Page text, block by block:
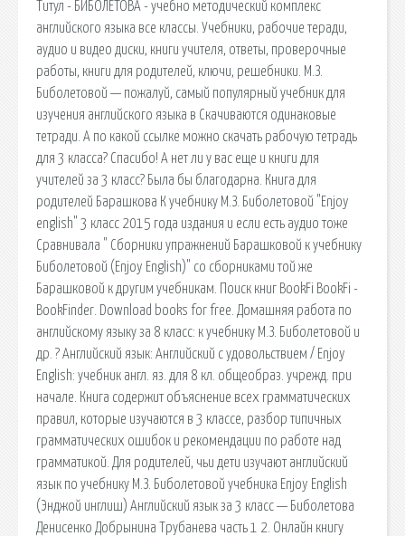
Титул - БИБОЛЕТОВА - учебно методический комплекс
английского языка все классы. Учебники, рабочие теради,
аудио и видео диски, книги учителя, ответы, проверочные
работы, книги для родителей, ключи, решебники. М.З.
Биболетовой — пожалуй, самый популярный учебник для
изучения английского языка в Скачиваются одинаковые
тетради. А по какой ссылке можно скачать рабочую тетрадь
для 3 класса? Спасибо! А нет ли у вас еще и книги для
учителей за 3 класс? Была бы благодарна. Книга для
родителей Барашкова К учебнику М.З. Биболетовой "Enjoy
english" 3 класс 2015 года издания и если есть аудио тоже
Сравнивала " Сборники упражнений Барашковой к учебнику
Биболетовой (Enjoy English)" со сборниками той же
Барашковой к другим учебникам. Поиск книг BookFi BookFi -
BookFinder. Download books for free. Домашняя работа по
английскому языку за 8 класс: к учебнику М.З. Биболетовой и
др. ? Английский язык: Английский с удовольствием / Enjoy
English: учебник англ. яз. для 8 кл. общеобраз. учрежд. при
начале. Книга содержит объяснение всех грамматических
правил, которые изучаются в 3 классе, разбор типичных
грамматических ошибок и рекомендации по работе над
грамматикой. Для родителей, чьи дети изучают английский
язык по учебнику М.З. Биболетовой учебника Enjoy English
(Энджой инглиш) Английский язык за 3 класс — Биболетова
Денисенко Добрынина Трубанева часть 1 2. Онлайн книгу